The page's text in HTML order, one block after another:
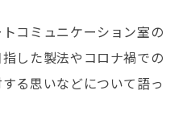
コミュニケーション室の
した製法やコロナ禍での
る思いなどについて語っ